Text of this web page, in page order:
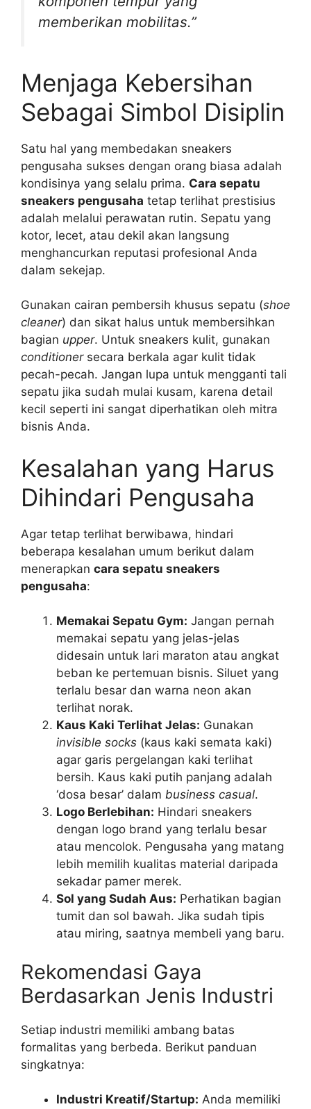
memberikan mobilitas.”
Menjaga Kebersihan
Sebagai Simbol Disiplin
Satu hal yang membedakan sneakers
pengusaha sukses dengan orang biasa adalah
kondisinya yang selalu prima. Cara sepatu
sneakers pengusaha tetap terlihat prestisius
adalah melalui perawatan rutin. Sepatu yang
kotor, lecet, atau dekil akan langsung
menghancurkan reputasi profesional Anda
dalam sekejap.
Gunakan cairan pembersih khusus sepatu (shoe
cleaner) dan sikat halus untuk membersihkan
bagian upper. Untuk sneakers kulit, gunakan
conditionersecara berkala agar kulit tidak
pecah-pecah. Jangan lupa untuk mengganti tali
sepatu jika sudah mulai kusam, karena detail
kecil seperti ini sangat diperhatikan oleh mitra
bisnis Anda.
Kesalahan yang Harus
Dihindari Pengusaha
Agar tetap terlihat berwibawa, hindari
beberapa kesalahan umum berikut dalam
menerapkan cara sepatu sneakers
pengusaha:
Memakai Sepatu Gym: Jangan pernah
memakai sepatu yang jelas-jelas
didesain untuk lari maraton atau angkat
beban ke pertemuan bisnis. Siluet yang
terlalu besar dan warna neon akan
terlihat norak.
Kaus Kaki Terlihat Jelas: Gunakan
invisible socks (kaus kaki semata kaki)
agar garis pergelangan kaki terlihat
bersih. Kaus kaki putih panjang adalah
‘dosa besar’ dalam business casual.
Logo Berlebihan: Hindari sneakers
dengan logo brand yang terlalu besar
atau mencolok. Pengusaha yang matang
lebih memilih kualitas material daripada
sekadar pamer merek.
Sol yang Sudah Aus: Perhatikan bagian
tumit dan sol bawah. Jika sudah tipis
atau miring, saatnya membeli yang baru.
Rekomendasi Gaya
Berdasarkan Jenis Industri
Setiap industri memiliki ambang batas
formalitas yang berbeda. Berikut panduan
singkatnya:
Industri Kreatif/Startup: Anda memiliki